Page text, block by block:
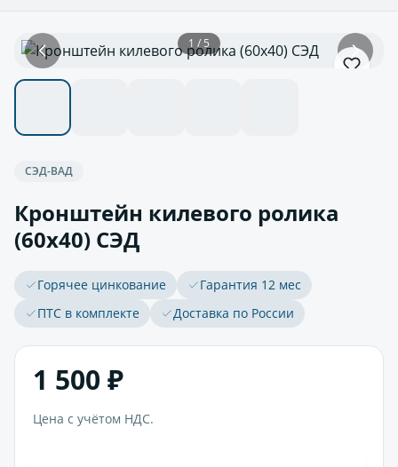
1 / 5
СЭД-ВАД
Кронштейн килевого ролика
(60х40) СЭД
Горячее цинкование
Гарантия 12 мес
ПТС в комплекте
Доставка по России
1 500 ₽
Цена с учётом НДС.